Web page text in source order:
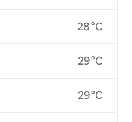
28 °C
29 °C
29 °C